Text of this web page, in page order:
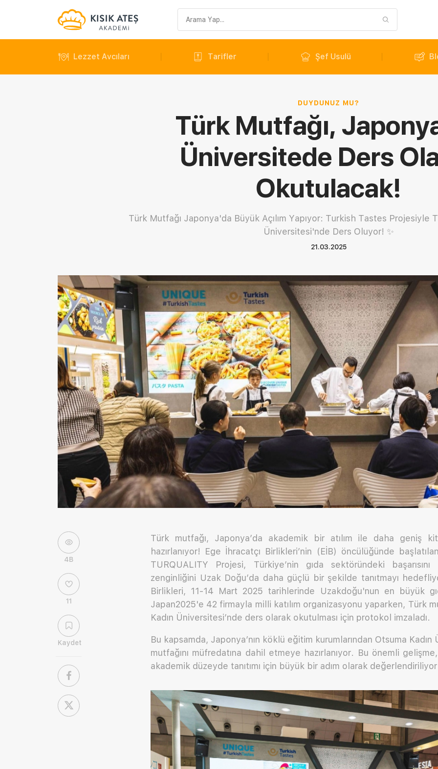
sorgusu
Lezzet Avcıları Tarifler Şef Usulü
DUYDUNUZ MU?
Türk Mutfağı,
Üniversitede Ders
Okutulacak!
Türk Mutfağı Japonya'da Büyük Açılım Yapıyor: Turkish Tastes Projesiyle
Üniversitesi'nde Ders Oluyor! ✨
21.03.2025
4B
11
Kaydet
Türk mutfağı, Japonya’da akademik bir atılım ile daha geniş
hazırlanıyor! Ege İhracatçı Birlikleri’nin (EİB) öncülüğünde
TURQUALITY Projesi, Türkiye’nin gıda sektöründeki
zenginliğini Uzak Doğu’da daha güçlü bir şekilde tanıtmayı
Birlikleri, 11-14 Mart 2025 tarihlerinde Uzakdoğu'nun en büyük
Japan2025'e 42 firmayla milli katılım organizasyonu yaparken, Türk
Kadın Üniversitesi’nde ders olarak okutulması için protokol imzaladı.
Bu kapsamda, Japonya’nın köklü eğitim kurumlarından Otsuma
mutfağını müfredatına dahil etmeye hazırlanıyor. Bu önemli
akademik düzeyde tanıtımı için büyük bir adım olarak